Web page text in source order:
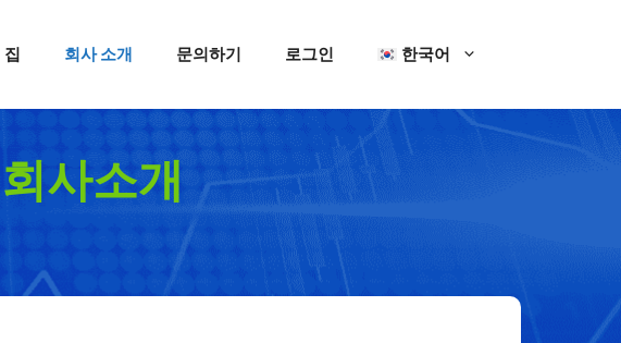
집 회사 소개 문의하기 로그인 한국어
회사소개